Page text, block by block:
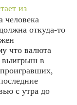
из
человека
откуда-то
что валюта
выигрыш в
с утра до